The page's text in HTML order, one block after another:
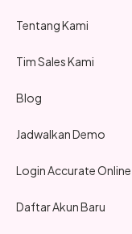
Tentang Kami
Tim Sales Kami
Blog
Jadwalkan Demo
Login Accurate Online
Daftar Akun Baru